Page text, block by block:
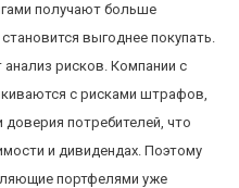
получают больше
выгоднее покупать.
рисков. Компании с
с рисками штрафов,
доверия потребителей, что
и дивидендах. Поэтому
портфелями уже